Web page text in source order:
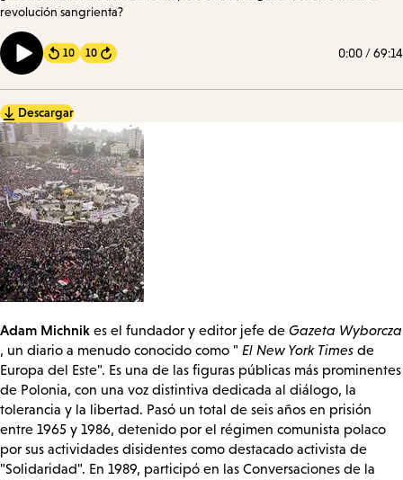
revolución sangrienta?
10 Forward
10 0:00/69:14
Descargar
Adam Michnik es el fundador y editor jefe de Gazeta Wyborcza
, un diario a menudo conocido como " El New York Times de
Europa del Este". Es una de las figuras públicas más prominentes
de Polonia, con una voz distintiva dedicada al diálogo, la
tolerancia y la libertad. Pasó un total de seis años en prisión
entre 1965 y 1986, detenido por el régimen comunista polaco
por sus actividades disidentes como destacado activista de
"Solidaridad". En 1989, participó en las Conversaciones de la